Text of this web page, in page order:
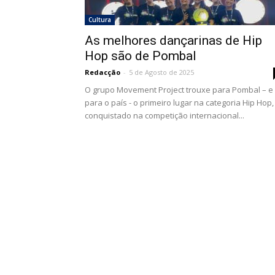
Cultura
As melhores dançarinas de Hip
Hop são de Pombal
Redacção - 5 de Agosto de 2025
O grupo Movement Project trouxe para Pombal – e
para o país - o primeiro lugar na categoria Hip Hop,
conquistado na competição internacional...